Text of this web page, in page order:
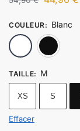
COULEUR: Blanc
TAILLE: M
XS S
Effacer